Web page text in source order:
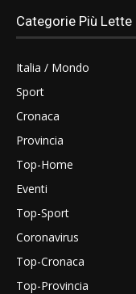
Categorie Più Lette
Italia / Mondo
Sport
Cronaca
Provincia
Top-Home
Eventi
Top-Sport
Coronavirus
Top-Cronaca
Top-Provincia